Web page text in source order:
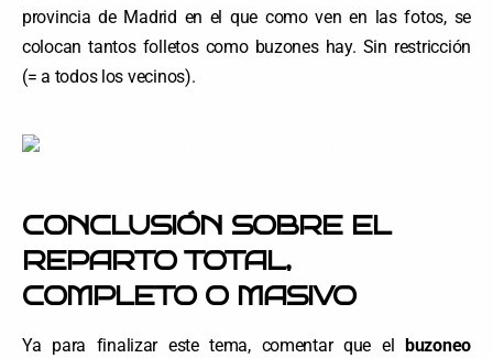
provincia de Madrid en el que como ven en las fotos, se
colocan tantos folletos como buzones hay. Sin restricción
(= a todos los vecinos).
CONCLUSIÓN SOBRE EL
REPARTO TOTAL,
COMPLETO O MASIVO
Ya para finalizar este tema, comentar que el buzoneo